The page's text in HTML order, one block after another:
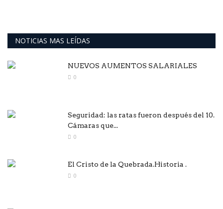
NOTICIAS MAS LEÍDAS
NUEVOS AUMENTOS SALARIALES
0
Seguridad: las ratas fueron después del 10.
Cámaras que...
0
El Cristo de la Quebrada.Historia .
0